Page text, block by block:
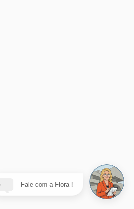
Fale com a Flora !